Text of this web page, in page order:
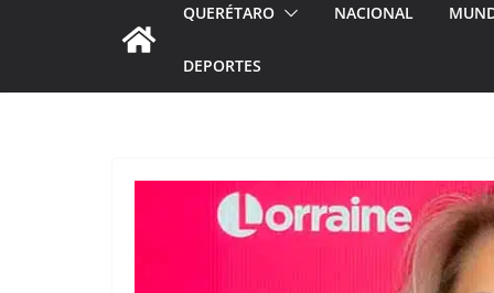
QUERÉTARO NACIONAL
DEPORTES